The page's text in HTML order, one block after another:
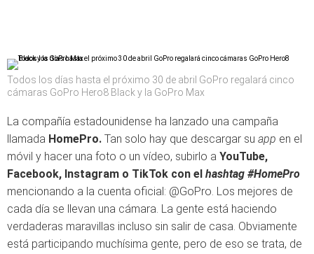
Todos los días hasta el próximo 30 de abril GoPro regalará cinco
cámaras GoPro Hero8 Black y la GoPro Max
La compañía estadounidense ha lanzado una campaña
llamada HomePro. Tan solo hay que descargar su app en el
móvil y hacer una foto o un vídeo, subirlo a YouTube,
Facebook, Instagram o TikTok con el hashtag #HomePro
mencionando a la cuenta oficial: @GoPro. Los mejores de
cada día se llevan una cámara. La gente está haciendo
verdaderas maravillas incluso sin salir de casa. Obviamente
está participando muchísima gente, pero de eso se trata, de